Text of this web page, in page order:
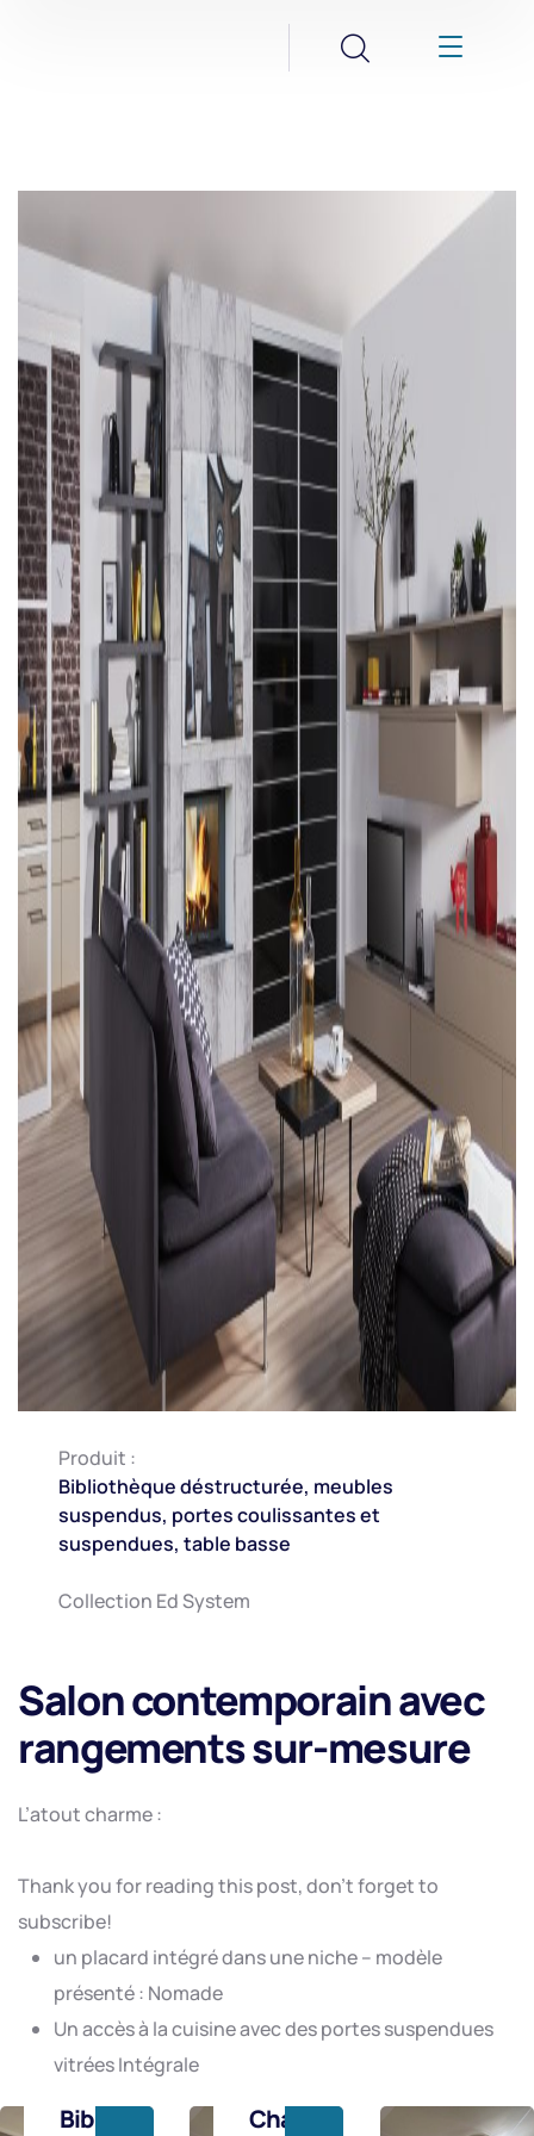
Salon contemporain avec
rangements sur-mesure
L’atout charme :
Thank you for reading this post, don't forget to
subscribe!
un placard intégré dans une niche – modèle
présenté : Nomade
Un accès à la cuisine avec des portes suspendues
vitrées Intégrale
Produit :
Bibliothèque déstructurée, meubles
suspendus, portes coulissantes et
suspendues, table basse
Collection Ed System
Meuble
Bibliothèque
toute
rangements